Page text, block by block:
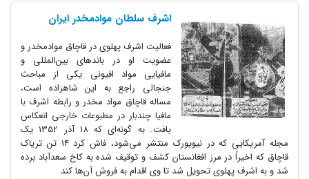
اشرف سلطان موادمخدر ایران
فعالیت اشرف پهلوی در قاچاق موادمخدر و
عضویت او در باندهای بین‌المللی و
مافیایی مواد افیونی یکی از مباحث
جنجالی راجع به این شاهزاده است،
مساله قاچاق مواد مخدر و رابطه اشرف با
مافیا چندبار در مطبوعات خارجی انعکاس
یافت. به گونه‌ای که 18 آذر 1352 یک
مجله آمریکایی که در نیویورک منتشر می‌شود، فاش کرد 14 تن تریاک
قاچاق که اخیراً در مرز افغانستان کشف و توقیف شده به کاخ سعدآباد برده
شد و به اشرف پهلوی تحویل شد تا وی اقدام به فروش آن‌ها کند